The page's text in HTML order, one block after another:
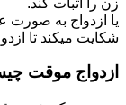
یا ازدواج به
شکایت میکند تا
ازدواج موقت